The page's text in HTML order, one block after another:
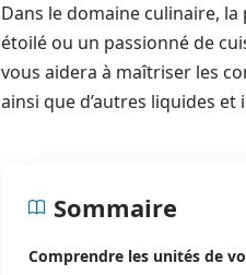
Dans le domaine culinaire,
étoilé ou un passionné de
vous aidera à maîtriser les
ainsi que d’autres liquides
Sommaire
Comprendre les unités de